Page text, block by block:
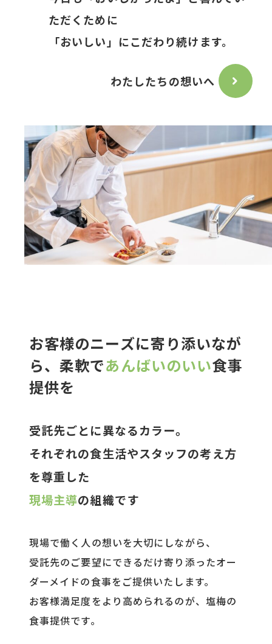
ただくために
「おいしい」にこだわり続けます。
わたしたちの想いへ
お客様のニーズに寄り添いなが
ら、柔軟であんばいのいい食事
提供を
受託先ごとに異なるカラー。
それぞれの食生活やスタッフの考え方
を尊重した
現場主導の組織です
現場で働く人の想いを大切にしながら、
受託先のご要望にできるだけ寄り添ったオー
ダーメイドの食事をご提供いたします。
お客様満足度をより高められるのが、塩梅の
食事提供です。